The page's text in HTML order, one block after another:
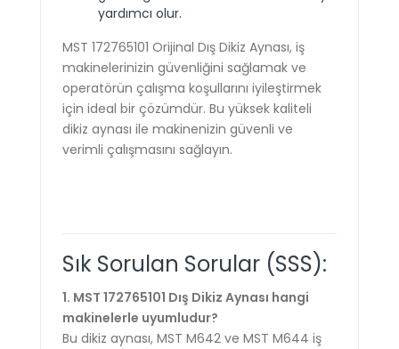
yardımcı olur.
MST 172765101 Orijinal Dış Dikiz Aynası, iş
makinelerinizin güvenliğini sağlamak ve
operatörün çalışma koşullarını iyileştirmek
için ideal bir çözümdür. Bu yüksek kaliteli
dikiz aynası ile makinenizin güvenli ve
verimli çalışmasını sağlayın.
Sık Sorulan Sorular (SSS):
1. MST 172765101 Dış Dikiz Aynası hangi
makinelerle uyumludur?
Bu dikiz aynası, MST M642 ve MST M644 iş